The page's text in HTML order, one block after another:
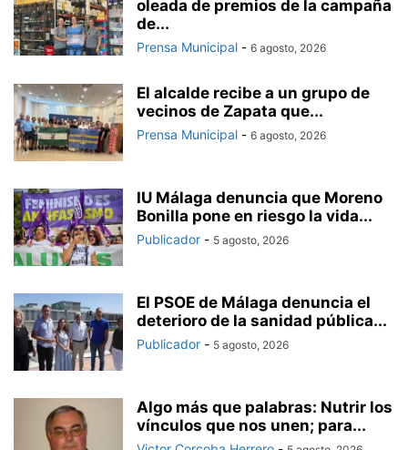
oleada de premios de la campaña
de...
Prensa Municipal - 6 agosto, 2026
El alcalde recibe a un grupo de
vecinos de Zapata que...
Prensa Municipal - 6 agosto, 2026
IU Málaga denuncia que Moreno
Bonilla pone en riesgo la vida...
Publicador - 5 agosto, 2026
El PSOE de Málaga denuncia el
deterioro de la sanidad pública...
Publicador - 5 agosto, 2026
Algo más que palabras: Nutrir los
vínculos que nos unen; para...